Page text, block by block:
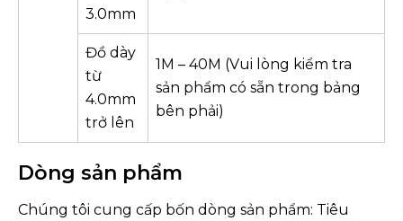
3.0mm
Đồ dày
từ
4.0mm
trở lên
1M – 40M (Vui lòng kiểm tra
sản phẩm có sẵn trong bảng
bên phải)
Dòng sản phẩm
Chúng tôi cung cấp bốn dòng sản phẩm: Tiêu